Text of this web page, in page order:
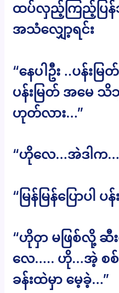
ထပ်လှည့်ကြည့်ပြန်
အသံလျှော့ရင်း
“နေပါဦး ..ပန်းမ
ပန်းမြတ် အမေ သိ
ဟုတ်လား…”
“ဟိုလေ…အဲဒါက…
“မြန်မြန်ပြောပါ
“ဟိုဝှာ မဖြစ်လို့
လေ….. ဟို…အဲ့ စ
ခန်းထဲမှာ မေ့ခဲ့…”